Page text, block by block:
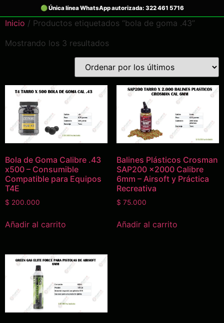
Inicio / Productos etiquetados “bola de goma .43”
Mostrando los 3 resultados
Bola de Goma Calibre .43
x500 – Consumible
Compatible para Equipos
T4E
$ 200.000
Añadir al carrito
Balines Plásticos Crosman
SAP200 x2000 Calibre
6mm – Airsoft y Práctica
Recreativa
$ 75.000
Añadir al carrito